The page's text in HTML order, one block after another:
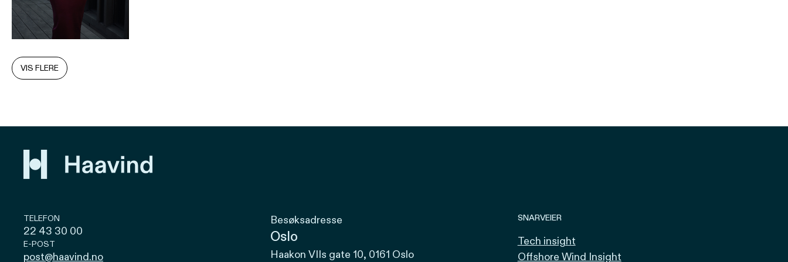
VIS FLERE
TELEFON
22 43 30 00
E-POST
post@haavind.no
Besøksadresse
Oslo
Haakon VIIs gate 10, 0161 Oslo
SNARVEIER
Tech insight
Offshore Wind Insight